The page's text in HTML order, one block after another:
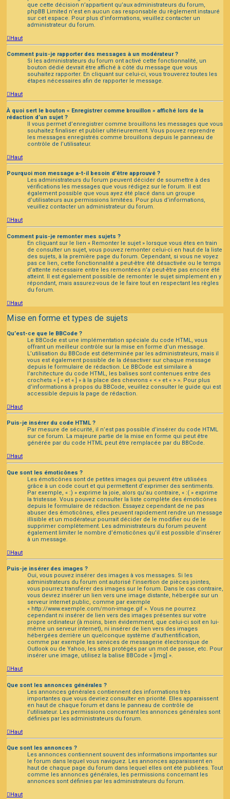
que cette décision n’appartient qu’aux administrateurs du forum,
phpBB Limited n’est en aucun cas responsable du règlement instauré
sur cet espace. Pour plus d’informations, veuillez contacter un
administrateur du forum.
Haut
Comment puis-je rapporter des messages à un modérateur ?
Si les administrateurs du forum ont activé cette fonctionnalité, un
bouton dédié devrait être affiché à côté du message que vous
souhaitez rapporter. En cliquant sur celui-ci, vous trouverez toutes les
étapes nécessaires afin de rapporter le message.
Haut
À quoi sert le bouton « Enregistrer comme brouillon » affiché lors de la
rédaction d’un sujet ?
Il vous permet d’enregistrer comme brouillons les messages que vous
souhaitez finaliser et publier ultérieurement. Vous pouvez reprendre
les messages enregistrés comme brouillons depuis le panneau de
contrôle de l’utilisateur.
Haut
Pourquoi mon message a-t-il besoin d’être approuvé ?
Les administrateurs du forum peuvent décider de soumettre à des
vérifications les messages que vous rédigez sur le forum. Il est
également possible que vous ayez été placé dans un groupe
d’utilisateurs aux permissions limitées. Pour plus d’informations,
veuillez contacter un administrateur du forum.
Haut
Comment puis-je remonter mes sujets ?
En cliquant sur le lien « Remonter le sujet » lorsque vous êtes en train
de consulter un sujet, vous pouvez remonter celui-ci en haut de la liste
des sujets, à la première page du forum. Cependant, si vous ne voyez
pas ce lien, cette fonctionnalité a peut-être été désactivée ou le temps
d’attente nécessaire entre les remontées n’a peut-être pas encore été
atteint. Il est également possible de remonter le sujet simplement en y
répondant, mais assurez-vous de le faire tout en respectant les règles
du forum.
Haut
Mise en forme et types de sujets
Qu’est-ce que le BBCode ?
Le BBCode est une implémentation spéciale du code HTML, vous
offrant un meilleur contrôle sur la mise en forme d’un message.
L’utilisation du BBCode est déterminée par les administrateurs, mais il
vous est également possible de la désactiver sur chaque message
depuis le formulaire de rédaction. Le BBCode est similaire à
l’architecture du code HTML, les balises sont contenues entre des
crochets « [ » et « ] » à la place des chevrons « < » et « > ». Pour plus
d’informations à propos du BBCode, veuillez consulter le guide qui est
accessible depuis la page de rédaction.
Haut
Puis-je insérer du code HTML ?
Par mesure de sécurité, il n’est pas possible d’insérer du code HTML
sur ce forum. La majeure partie de la mise en forme qui peut être
générée par du code HTML peut être remplacée par du BBCode.
Haut
Que sont les émoticônes ?
Les émoticônes sont de petites images qui peuvent être utilisées
grâce à un code court et qui permettent d’exprimer des sentiments.
Par exemple, « :) » exprime la joie, alors qu’au contraire, « :( » exprime
la tristesse. Vous pouvez consulter la liste complète des émoticônes
depuis le formulaire de rédaction. Essayez cependant de ne pas
abuser des émoticônes, elles peuvent rapidement rendre un message
illisible et un modérateur pourrait décider de le modifier ou de le
supprimer complètement. Les administrateurs du forum peuvent
également limiter le nombre d’émoticônes qu’il est possible d’insérer
à un message.
Haut
Puis-je insérer des images ?
Oui, vous pouvez insérer des images à vos messages. Si les
administrateurs du forum ont autorisé l’insertion de pièces jointes,
vous pourrez transférer des images sur le forum. Dans le cas contraire,
vous devrez insérer un lien vers une image distante, hébergée sur un
serveur internet public, comme par exemple
« http://www.exemple.com/mon-image.gif ». Vous ne pourrez
cependant ni insérer de lien vers des images présentes sur votre
propre ordinateur (à moins, bien évidemment, que celui-ci soit en lui-
même un serveur internet), ni insérer de lien vers des images
hébergées derrière un quelconque système d’authentification,
comme par exemple les services de messagerie électronique de
Outlook ou de Yahoo, les sites protégés par un mot de passe, etc. Pour
insérer une image, utilisez la balise BBCode « [img] ».
Haut
Que sont les annonces générales ?
Les annonces générales contiennent des informations très
importantes que vous devriez consulter en priorité. Elles apparaissent
en haut de chaque forum et dans le panneau de contrôle de
l’utilisateur. Les permissions concernant les annonces générales sont
définies par les administrateurs du forum.
Haut
Que sont les annonces ?
Les annonces contiennent souvent des informations importantes sur
le forum dans lequel vous naviguez. Les annonces apparaissent en
haut de chaque page du forum dans lequel elles ont été publiées. Tout
comme les annonces générales, les permissions concernant les
annonces sont définies par les administrateurs du forum.
Haut